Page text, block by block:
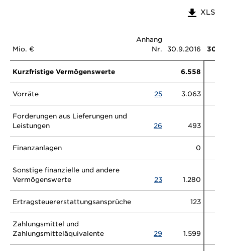
XLS
Mio. €
Anhang
Nr.
30.9.2016
Kurzfristige Vermögenswerte 6.558
Vorräte 25 3.063
Forderungen aus Lieferungen und
Leistungen
26 493
Finanzanlagen 0
Sonstige finanzielle und andere
Vermögenswerte
23 1.280
Ertragsteuererstattungsansprüche 123
Zahlungsmittel und
Zahlungsmitteläquivalente
29 1.599